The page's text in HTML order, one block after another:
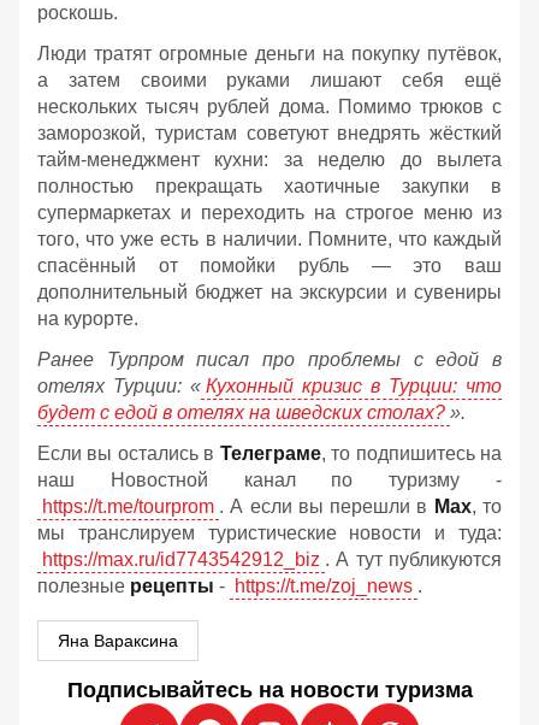
роскошь.
Люди тратят огромные деньги на покупку путёвок,
а затем своими руками лишают себя ещё
нескольких тысяч рублей дома. Помимо трюков с
заморозкой, туристам советуют внедрять жёсткий
тайм-менеджмент кухни: за неделю до вылета
полностью прекращать хаотичные закупки в
супермаркетах и переходить на строгое меню из
того, что уже есть в наличии. Помните, что каждый
спасённый от помойки рубль — это ваш
дополнительный бюджет на экскурсии и сувениры
на курорте.
Ранее Турпром писал про проблемы с едой в
отелях Турции: « Кухонный кризис в Турции: что
будет с едой в отелях на шведских столах? ».
Если вы остались в Телеграме, то подпишитесь на
наш Новостной канал по туризму -
https://t.me/tourprom . А если вы перешли в Мах, то
мы транслируем туристические новости и туда:
https://max.ru/id7743542912_biz . А тут публикуются
полезные рецепты - https://t.me/zoj_news .
Яна Вараксина
Подписывайтесь на новости туризма